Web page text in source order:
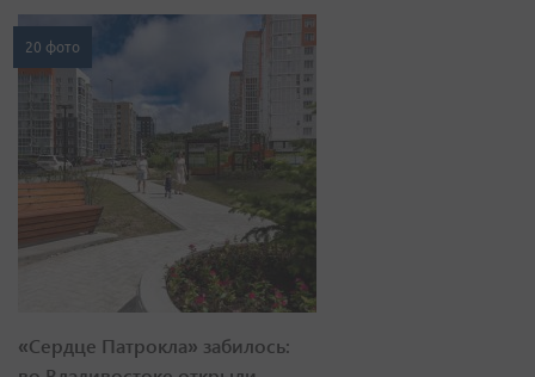
20 фото
«Сердце Патрокла» забилось: